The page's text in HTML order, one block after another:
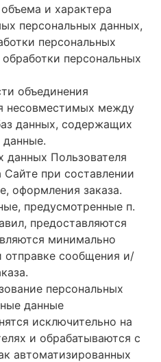
и характера
персональных данных,
персональных
персональных
объединения
несовместимых между
данных, содержащих
данные.
данных Пользователя
при составлении
оформления заказа.
предусмотренные п.
предоставляются
минимально
сообщения и/
персональных
данные
исключительно на
и обрабатываются с
автоматизированных